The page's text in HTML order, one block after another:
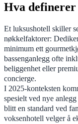
Hva definerer
Et luksushotell skiller
nøkkelfaktorer:
minimum ett
bassenganlegg ofte
beliggenhet eller
concierge.
I 2025-konteksten
spesielt ved nye anlegg
blitt en standard ved
voksenhotell velger å